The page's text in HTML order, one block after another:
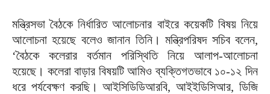
মন্ত্রিসভা বৈঠকে নির্ধারিত আলোচনার বাইরে কয়েকটি বিষয় নিয়ে
আলোচনা হয়েছে বলেও জানান তিনি। মন্ত্রিপরিষদ সচিব বলেন,
‘বৈঠকে কলেরার বর্তমান পরিস্থিতি নিয়ে আলাপ-আলোচনা
হয়েছে। কলেরা বাড়ার বিষয়টি আমিও ব্যক্তিগতভাবে ১০-১২ দিন
ধরে পর্যবেক্ষণ করছি। আইসিডিডিআরবি, আইইডিসিআর, ডিজি